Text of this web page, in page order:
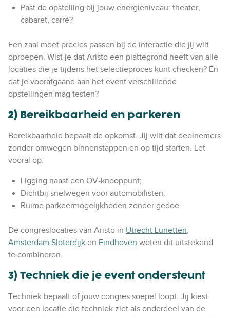
Past de opstelling bij jouw energieniveau: theater,
cabaret, carré?
Een zaal moet precies passen bij de interactie die jij wilt
oproepen. Wist je dat Aristo een plattegrond heeft van alle
locaties die je tijdens het selectieproces kunt checken? Én
dat je voorafgaand aan het event verschillende
opstellingen mag testen?
2) Bereikbaarheid en parkeren
Bereikbaarheid bepaalt de opkomst. Jij wilt dat deelnemers
zonder omwegen binnenstappen en op tijd starten. Let
vooral op:
Ligging naast een OV-knooppunt;
Dichtbij snelwegen voor automobilisten;
Ruime parkeermogelijkheden zonder gedoe.
De congreslocaties van Aristo in Utrecht Lunetten,
Amsterdam Sloterdijk en Eindhoven weten dit uitstekend
te combineren.
3) Techniek die je event ondersteunt
Techniek bepaalt of jouw congres soepel loopt. Jij kiest
voor een locatie die techniek ziet als onderdeel van de